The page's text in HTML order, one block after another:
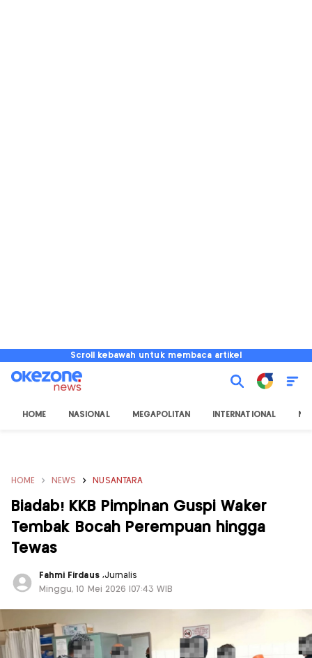
Scroll kebawah untuk membaca artikel
HOME NASIONAL MEGAPOLITAN INTERNATIONAL
HOME NEWS NUSANTARA
Biadab! KKB Pimpinan Guspi Waker
Tembak Bocah Perempuan hingga
Tewas
Fahmi Firdaus ,Jurnalis
Minggu, 10 Mei 2026 |07:43 WIB